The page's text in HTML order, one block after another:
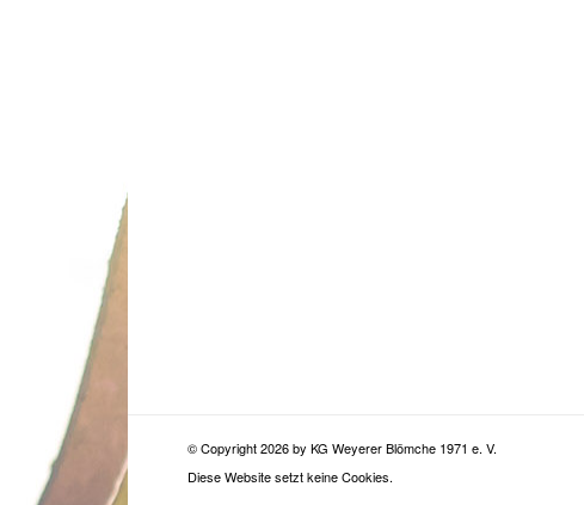
© Copyright2026 by KG Weyerer Blömche 1971 e. V.
Diese Website setzt keine Cookies.